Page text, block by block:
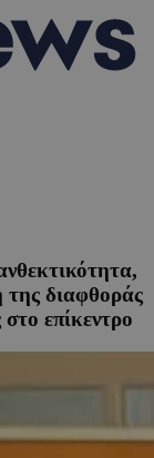
της διαφθοράς
στο επίκεντρο